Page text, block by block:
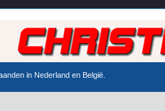
in Nederland en België.